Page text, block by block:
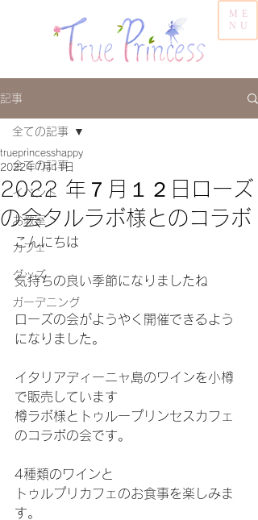
ME
NU
記事
全ての記事
イベント
お教室
カフェ
グッズ
ガーデニング
全ての記事
2022 年７月１２日ローズ
の会タルラボ様とのコラボ
trueprincesshappy
2022年7月11日
こんにちは
気持ちの良い季節になりましたね
ローズの会がようやく開催できるよう
になりました。
イタリアディーニャ島のワインを小樽
で販売しています
樽ラボ様とトゥループリンセスカフェ
のコラボの会です。
4種類のワインと
トゥルプリカフェのお食事を楽しみま
す。